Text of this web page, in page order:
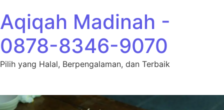
Aqiqah Madinah -
0878-8346-9070
Pilih yang Halal, Berpengalaman, dan Terbaik